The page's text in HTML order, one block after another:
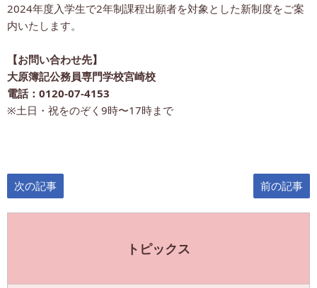
2024年度入学生で2年制課程出願者を対象とした新制度をご案
内いたします。
【お問い合わせ先】
大原簿記公務員専門学校宮崎校
電話：0120-07-4153
※土日・祝をのぞく9時〜17時まで
次の記事 前の記事
トピックス